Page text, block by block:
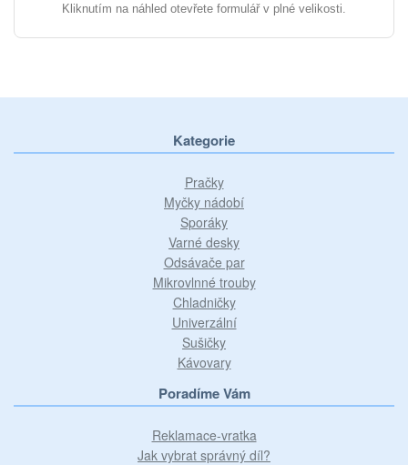
Kliknutím na náhled otevřete formulář v plné velikosti.
Kategorie
Pračky
Myčky nádobí
Sporáky
Varné desky
Odsávače par
Mikrovlnné trouby
Chladničky
Univerzální
Sušičky
Kávovary
Poradíme Vám
Reklamace-vratka
Jak vybrat správný díl?